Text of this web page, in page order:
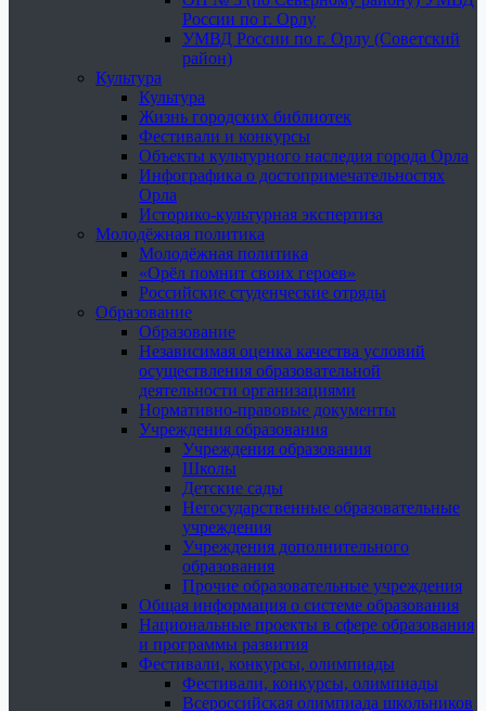
России по г. Орлу
УМВД России по г. Орлу (Советский
район)
Культура
Культура
Жизнь городских библиотек
Фестивали и конкурсы
Объекты культурного наследия города Орла
Инфографика о достопримечательностях
Орла
Историко-культурная экспертиза
Молодёжная политика
Молодёжная политика
«Орёл помнит своих героев»
Российские студенческие отряды
Образование
Образование
Независимая оценка качества условий
осуществления образовательной
деятельности организациями
Нормативно-правовые документы
Учреждения образования
Учреждения образования
Школы
Детские сады
Негосударственные образовательные
учреждения
Учреждения дополнительного
образования
Прочие образовательные учреждения
Общая информация о системе образования
Национальные проекты в сфере образования
и программы развития
Фестивали, конкурсы, олимпиады
Фестивали, конкурсы, олимпиады
Всероссийская олимпиада школьников